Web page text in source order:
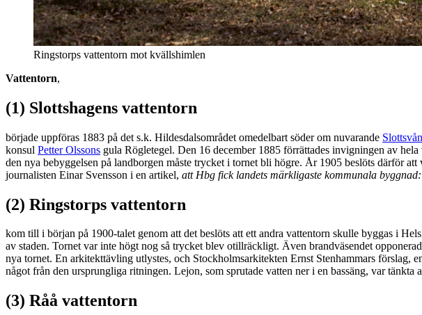
Ringstorps vattentorn mot kvällshimlen
Vattentorn,
(1) Slottshagens vattentorn
började uppföras 1883 på det s.k. Hildesdalsområdet omedelbart söder om nuvarande
konsul Petter Olssons gula Rögletegel. Den 16 december 1885 förrättades invigningen av
den nya bebyggelsen på landborgen måste trycket i tornet bli högre. År 1905 beslöts därför
journalisten Einar Svensson i en artikel, att Hbg fick landets märkligaste kommunala
(2) Ringstorps vattentorn
kom till i början på 1900-talet genom att det beslöts att ett andra vattentorn skulle byggas i
av staden. Tornet var inte högt nog så trycket blev otillräckligt. Även brandväsendet
nya tornet. En arkitekttävling utlystes, och Stockholmsarkitekten Ernst Stenhammars
något från den ursprungliga ritningen. Lejon, som sprutade vatten ner i en bassäng, var
(3) Råå vattentorn